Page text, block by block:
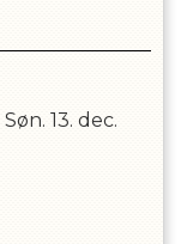
Søn. 13. dec.